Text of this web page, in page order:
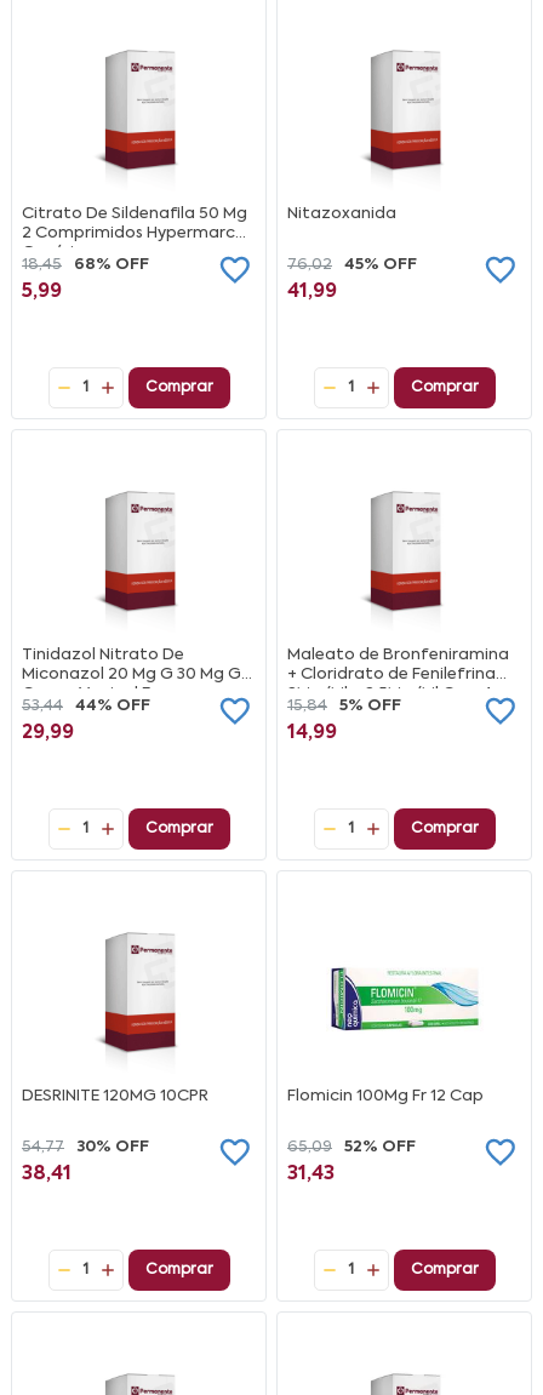
Citrato De Sildenafila 50 Mg
2 Comprimidos Hypermarcas
Genérico
18,45 68% OFF
5,99
1 Comprar
Nitazoxanida
76,02 45% OFF
41,99
1 Comprar
Tinidazol Nitrato De
Miconazol 20 Mg G 30 Mg G
Creme Vaginal Farmasa
Hypermarcas Genérico
53,44 44% OFF
29,99
1 Comprar
Maleato de Bronfeniramina
+ Cloridrato de Fenilefrina
2Mg/Ml + 2,5Mg/Ml Com 1
Frasco Gotejador Com 20Ml
De Solução De Uso Oral
15,84 5% OFF
14,99
1 Comprar
DESRINITE 120MG 10CPR
54,77 30% OFF
38,41
1 Comprar
Flomicin 100Mg Fr 12 Cap
65,09 52% OFF
31,43
1 Comprar